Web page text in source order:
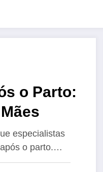
o Parto:
especialistas
o parto.…